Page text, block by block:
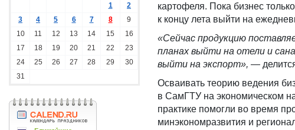
1
2
3
4 5 6 7 8
9
10
11 12 13 14 15
16
17
18 19 20 21 22
23
24
25 26 27 28 29
30
31
картофеля. Пока бизнес
к концу лета выйти на
«Сейчас продукцию
планах выйти на отели и
выйти на экспорт», —
Осваивать теорию ведения
в СамГТУ на экономическом
практике помогли во время
минэкономразвития и